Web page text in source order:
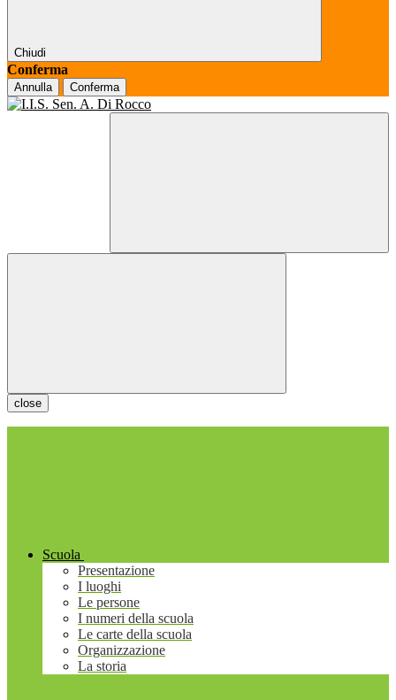
Chiudi
Conferma
Annulla Conferma
close
Scuola
Presentazione
I luoghi
Le persone
I numeri della scuola
Le carte della scuola
Organizzazione
La storia